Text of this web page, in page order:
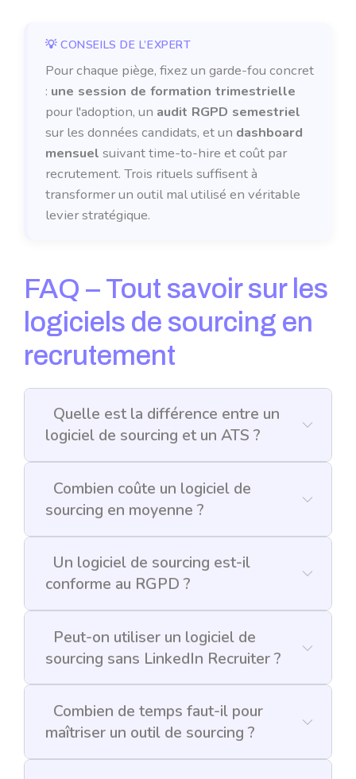
Pour chaque piège, fixez un garde-fou concret
: une session de formation trimestrielle
pour l'adoption, un audit RGPD semestriel
sur les données candidats, et un dashboard
mensuel suivant time-to-hire et coût par
recrutement. Trois rituels suffisent à
transformer un outil mal utilisé en véritable
levier stratégique.
FAQ – Tout savoir sur les
logiciels de sourcing en
recrutement
Quelle est la différence entre un
logiciel de sourcing et un ATS ?
Combien coûte un logiciel de
sourcing en moyenne ?
Un logiciel de sourcing est-il
conforme au RGPD ?
Peut-on utiliser un logiciel de
sourcing sans LinkedIn Recruiter ?
Combien de temps faut-il pour
maîtriser un outil de sourcing ?